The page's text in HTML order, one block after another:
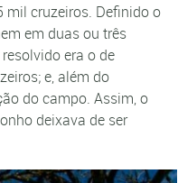
mil cruzeiros. Definido o
em duas ou três
era o de
e, além do
do campo. Assim, o
deixava de ser